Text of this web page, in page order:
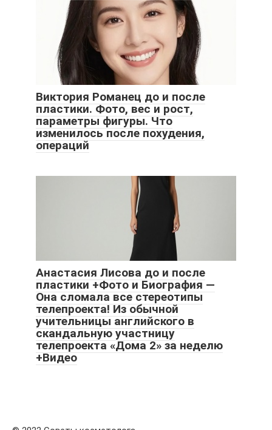
Виктория Романец до и после
пластики. Фото, вес и рост,
параметры фигуры. Что
изменилось после похудения,
операций
Анастасия Лисова до и после
пластики +Фото и Биография —
Она сломала все стереотипы
телепроекта! Из обычной
учительницы английского в
скандальную участницу
телепроекта «Дома 2» за неделю
+Видео